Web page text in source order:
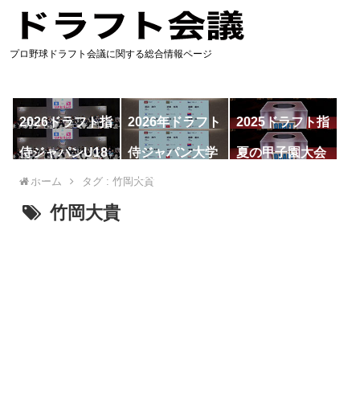
プロ野球ドラフト会議に関する総合情報ページ
2026ドラフト指
名予想
2026年ドラフト
候補
2025ドラフト指
名一覧
侍ジャパンU18
代表
侍ジャパン大学
代表
夏の甲子園大会
ホーム タグ : 竹岡大貴
竹岡大貴